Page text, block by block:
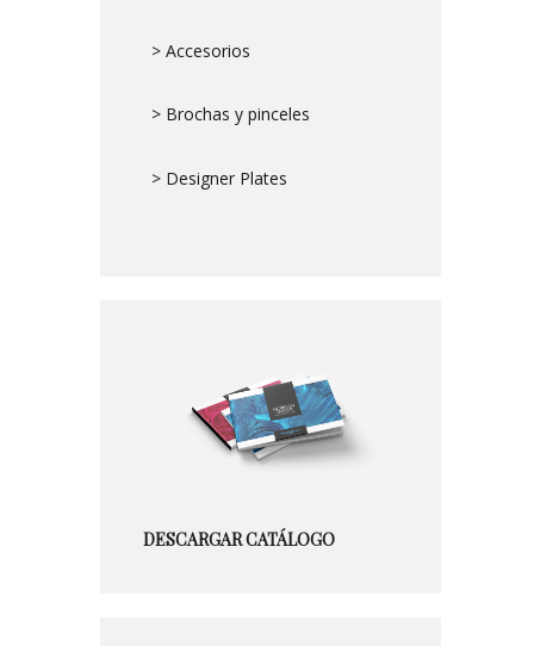
> Accesorios
> Brochas y pinceles
> Designer Plates
DESCARGAR CATÁLOGO